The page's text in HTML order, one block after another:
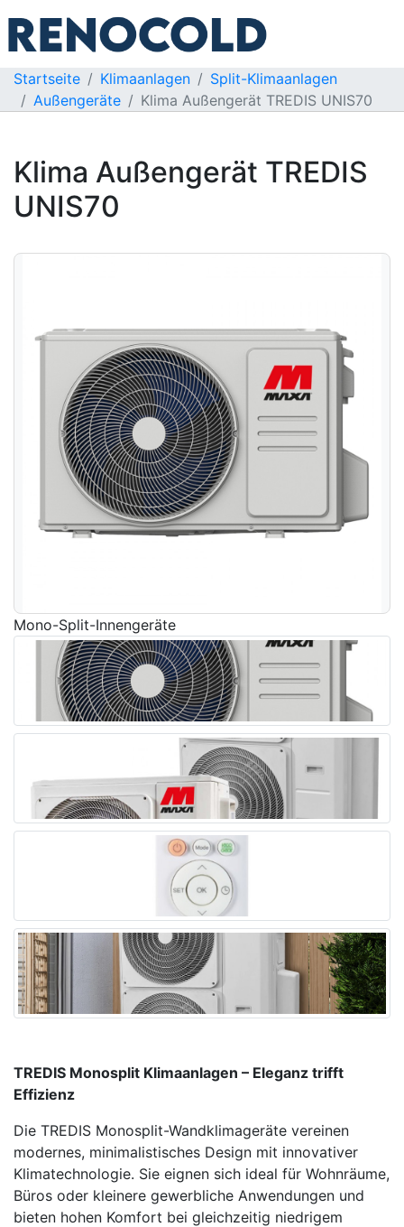
Startseite Klimaanlagen
Split-Klimaanlagen
Außengeräte
Klima Außengerät TREDIS UNIS70
Klima Außengerät TREDIS
UNIS70
Mono-Split-Innengeräte
TREDIS Monosplit Klimaanlagen – Eleganz trifft
Effizienz
Die TREDIS Monosplit-Wandklimageräte vereinen
modernes, minimalistisches Design mit innovativer
Klimatechnologie. Sie eignen sich ideal für Wohnräume,
Büros oder kleinere gewerbliche Anwendungen und
bieten hohen Komfort bei gleichzeitig niedrigem